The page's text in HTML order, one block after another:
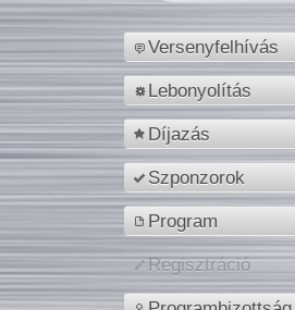
Versenyfelhívás
Lebonyolítás
Díjazás
Szponzorok
Program
Regisztráció